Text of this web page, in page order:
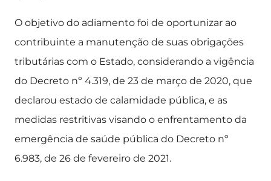
O objetivo do adiamento foi de oportunizar ao
contribuinte a manutenção de suas obrigações
tributárias com o Estado, considerando a vigência
do Decreto nº 4.319, de 23 de março de 2020, que
declarou estado de calamidade pública, e as
medidas restritivas visando o enfrentamento da
emergência de saúde pública do Decreto nº
6.983, de 26 de fevereiro de 2021.